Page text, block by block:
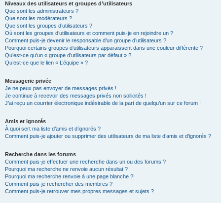
Niveaux des utilisateurs et groupes d’utilisateurs
Que sont les administrateurs ?
Que sont les modérateurs ?
Que sont les groupes d’utilisateurs ?
Où sont les groupes d’utilisateurs et comment puis-je en rejoindre un ?
Comment puis-je devenir le responsable d’un groupe d’utilisateurs ?
Pourquoi certains groupes d’utilisateurs apparaissent dans une couleur différente ?
Qu’est-ce qu’un « groupe d’utilisateurs par défaut » ?
Qu’est-ce que le lien « L’équipe » ?
Messagerie privée
Je ne peux pas envoyer de messages privés !
Je continue à recevoir des messages privés non sollicités !
J’ai reçu un courrier électronique indésirable de la part de quelqu’un sur ce forum !
Amis et ignorés
À quoi sert ma liste d’amis et d’ignorés ?
Comment puis-je ajouter ou supprimer des utilisateurs de ma liste d’amis et d’ignorés ?
Recherche dans les forums
Comment puis-je effectuer une recherche dans un ou des forums ?
Pourquoi ma recherche ne renvoie aucun résultat ?
Pourquoi ma recherche renvoie à une page blanche ?!
Comment puis-je rechercher des membres ?
Comment puis-je retrouver mes propres messages et sujets ?